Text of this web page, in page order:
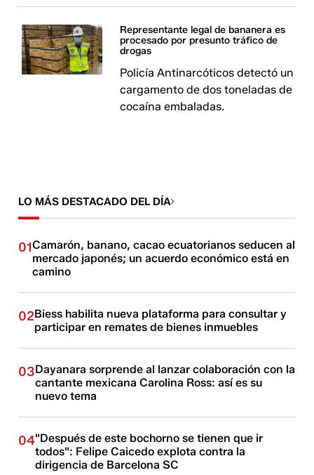
Representante legal de bananera es
procesado por presunto tráfico de
drogas
Policía Antinarcóticos detectó un
cargamento de dos toneladas de
cocaína embaladas.
LO MÁS DESTACADO DEL DÍA
01Camarón, banano, cacao ecuatorianos seducen al
mercado japonés; un acuerdo económico está en
camino
02Biess habilita nueva plataforma para consultar y
participar en remates de bienes inmuebles
03Dayanara sorprende al lanzar colaboración con la
cantante mexicana Carolina Ross: así es su
nuevo tema
04"Después de este bochorno se tienen que ir
todos": Felipe Caicedo explota contra la
dirigencia de Barcelona SC